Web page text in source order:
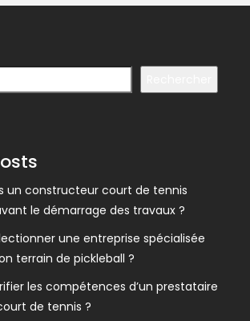
un constructeur court de tennis
le démarrage des travaux ?
une entreprise spécialisée
terrain de pickleball ?
les compétences d’un prestataire
de tennis ?